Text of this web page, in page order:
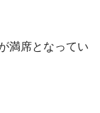
満席となってい